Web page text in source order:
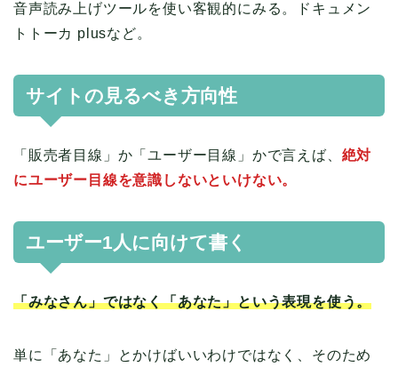
音声読み上げツールを使い客観的にみる。ドキュメン
トトーカ plusなど。
サイトの見るべき方向性
「販売者目線」か「ユーザー目線」かで言えば、 絶対
にユーザー目線を意識しないといけない。
ユーザー1人に向けて書く
「みなさん」ではなく「あなた」という表現を使う。
単に「あなた」とかけばいいわけではなく、そのため